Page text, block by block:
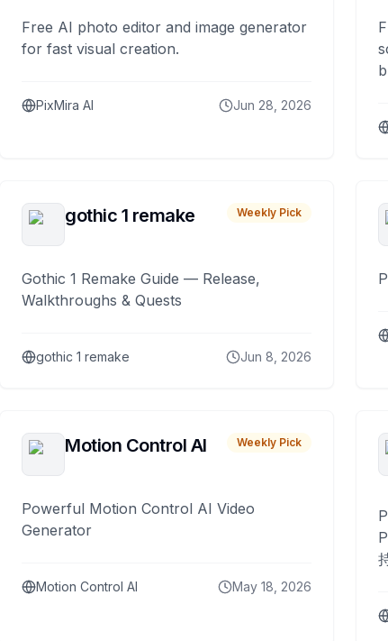
Free AI photo editor and image generator
for fast visual creation.
PixMira AI Jun 28, 2026
gothic 1 remake Weekly Pick
Gothic 1 Remake Guide — Release,
Walkthroughs & Quests
gothic 1 remake Jun 8, 2026
Motion Control AI Weekly Pick
Powerful Motion Control AI Video
Generator
Motion Control AI May 18, 2026